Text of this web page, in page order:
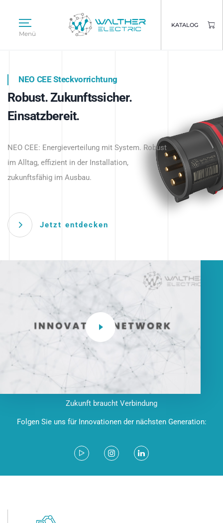
Menü
KATALOG
Intelligente Stromverteilung
beginnt hier.
NEO CEE Steckvorrichtung
Robust. Zukunftssicher.
Einsatzbereit.
NEO CEE: Energieverteilung mit System. Robust
im Alltag, effizient in der Installation,
zukunftsfähig im Ausbau.
Jetzt entdecken
Intelligenz trifft Energie.
Anwendungen – robust, IP-geschützt und
zukunftsfähig.
Zukunft braucht Verbindung
Folgen Sie uns für Innovationen der nächsten Generation: